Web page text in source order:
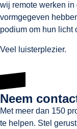
wij remote werken
vormgegeven
podium om hun licht
Veel luisterplezier.
Neem
Met meer dan 150
te helpen. Stel